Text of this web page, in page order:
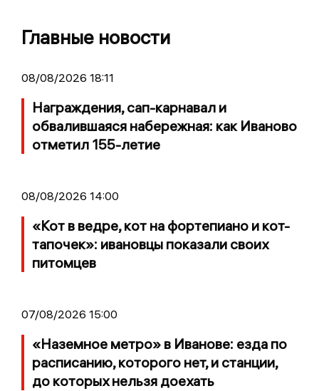
Главные новости
08/08/2026 18:11
Награждения, сап-карнавал и
обвалившаяся набережная: как Иваново
отметил 155-летие
08/08/2026 14:00
«Кот в ведре, кот на фортепиано и кот-
тапочек»: ивановцы показали своих
питомцев
07/08/2026 15:00
«Наземное метро» в Иванове: езда по
расписанию, которого нет, и станции,
до которых нельзя доехать